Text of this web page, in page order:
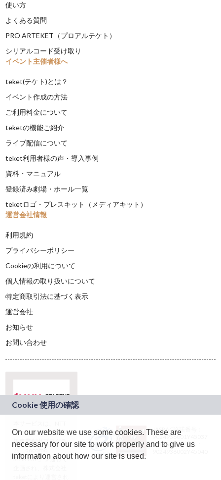
使い方
よくある質問
PRO ARTEKET（プロアルテケト）
シリアルコード受け取り
イベント主催者様へ
teket(テケト)とは？
イベント作成の方法
ご利用料金について
teketの機能ご紹介
ライブ配信について
teket利用者様の声・導入事例
資料・マニュアル
登録済み劇場・ホール一覧
teketロゴ・プレスキット（メディアキット）
運営会社情報
利用規約
プライバシーポリシー
Cookieの利用について
個人情報の取り扱いについて
特定商取引法に基づく表示
運営会社
お知らせ
お問い合わせ
ドコモグループの新
規事業創出プログラ
ム「docomo
STARTUP」を通じて
JASRAC許諾番号：
9024936001Y45037
JASRAC許諾番号：
On our website we use some cookies. These are
necessary for our site to work properly and to give us
information about how our site is used.